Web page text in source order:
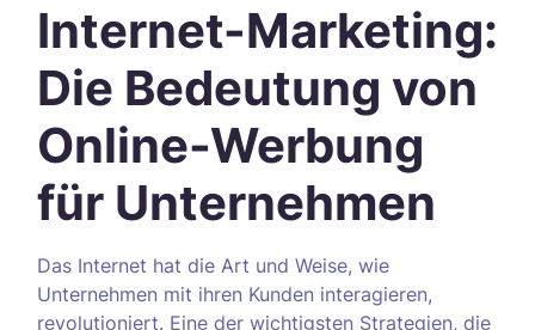
Internet-Marketing:
Die Bedeutung von
Online-Werbung
für Unternehmen
Das Internet hat die Art und Weise, wie
Unternehmen mit ihren Kunden interagieren,
revolutioniert. Eine der wichtigsten Strategien, die